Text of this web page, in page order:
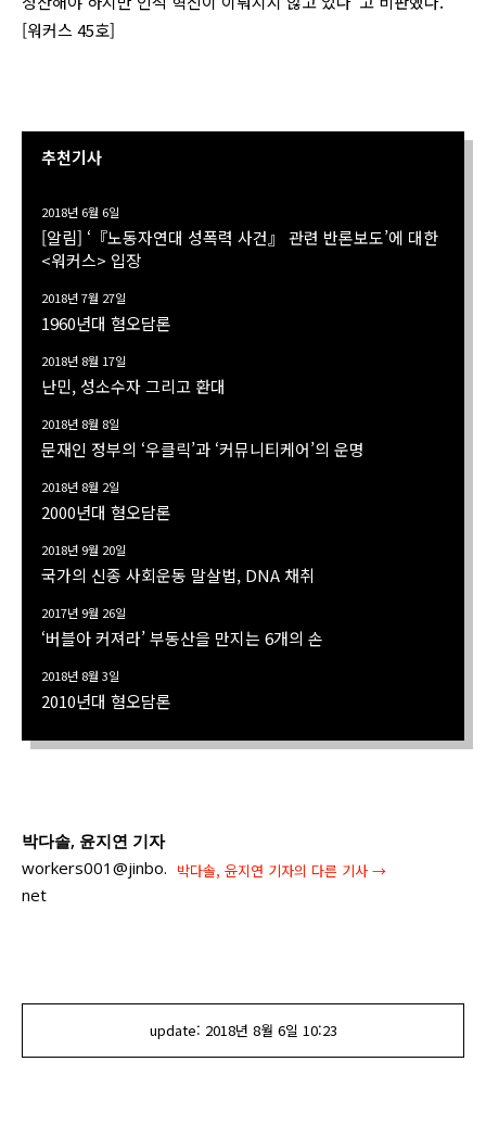
[워커스 45호]
추천기사
2018년 6월 6일
[알림] ‘『노동자연대 성폭력 사건』 관련 반론보도’에 대한
<워커스> 입장
2018년 7월 27일
1960년대 혐오담론
2018년 8월 17일
난민, 성소수자 그리고 환대
2018년 8월 8일
문재인 정부의 ‘우클릭’과 ‘커뮤니티케어’의 운명
2018년 8월 2일
2000년대 혐오담론
2018년 9월 20일
국가의 신종 사회운동 말살법, DNA 채취
2017년 9월 26일
‘버블아 커져라’ 부동산을 만지는 6개의 손
2018년 8월 3일
2010년대 혐오담론
박다솔, 윤지연 기자
workers001@jinbo.
net
박다솔, 윤지연 기자의 다른 기사 →
update: 2018년 8월 6일 10:23